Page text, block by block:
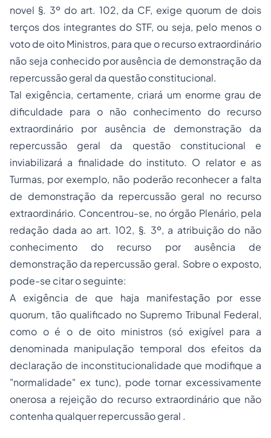
novel §. 3º do art. 102, da CF, exige quorum de dois
terços dos integrantes do STF, ou seja, pelo menos o
voto de oito Ministros, para que o recurso extraordinário
não seja conhecido por ausência de demonstração da
repercussão geral da questão constitucional.
Tal exigência, certamente, criará um enorme grau de
dificuldade para o não conhecimento do recurso
extraordinário por ausência de demonstração da
repercussão geral da questão constitucional e
inviabilizará a finalidade do instituto. O relator e as
Turmas, por exemplo, não poderão reconhecer a falta
de demonstração da repercussão geral no recurso
extraordinário. Concentrou-se, no órgão Plenário, pela
redação dada ao art. 102, §. 3º, a atribuição do não
conhecimento do recurso por ausência de
demonstração da repercussão geral. Sobre o exposto,
pode-se citar o seguinte:
A exigência de que haja manifestação por esse
quorum, tão qualificado no Supremo Tribunal Federal,
como o é o de oito ministros (só exigível para a
denominada manipulação temporal dos efeitos da
declaração de inconstitucionalidade que modifique a
"normalidade" ex tunc), pode tornar excessivamente
onerosa a rejeição do recurso extraordinário que não
contenha qualquer repercussão geral .